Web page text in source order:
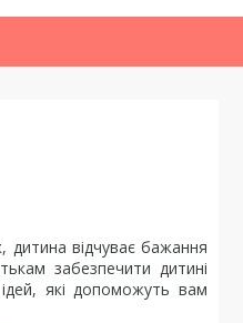
дитина відчуває бажання
забезпечити дитині
які допоможуть вам